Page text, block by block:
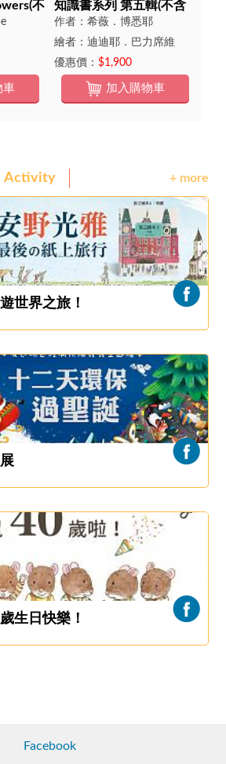
不
車
知識書系列 第五輯(不含
點讀筆)
作者：希薇．博悉耶
繪者：迪迪耶．巴力席維
優惠價： $1,900
加入購物車
Activity + more
世界之旅！
生日快樂！
Facebook